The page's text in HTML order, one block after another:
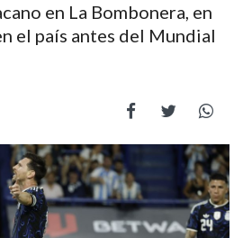
en La Bombonera, en
el país antes del Mundial